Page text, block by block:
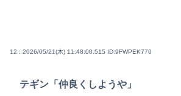
12 : 2026/05/21(木) 11:48:00.515 ID:9FWPEK770
テギン「仲良くしようや」